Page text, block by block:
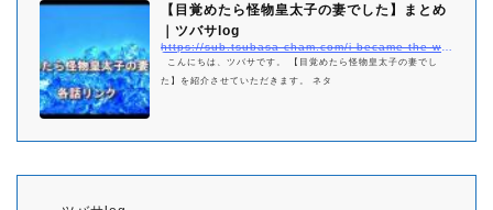
【目覚めたら怪物皇太子の妻でした】まとめ
｜ツバサlog
こんにちは、ツバサです。 【目覚めたら怪物皇太子の妻でし
た】を紹介させていただきます。 ネタ